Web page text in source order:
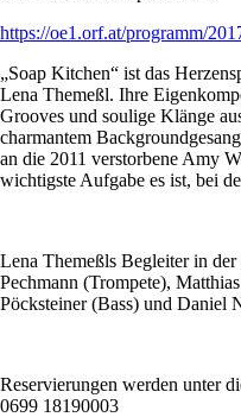
https://oe1.orf.at/programm/
„Soap Kitchen“ ist das
Lena Themeßl. Ihre
Grooves und soulige Klänge
charmantem
an die 2011 verstorbene Amy
wichtigste Aufgabe es ist, bei
Lena Themeßls Begleiter in
Pechmann (Trompete),
Pöcksteiner (Bass) und Daniel
Reservierungen werden unter
0699 18190003